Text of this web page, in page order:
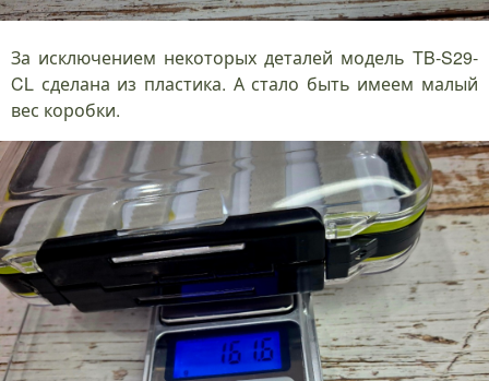
За исключением некоторых деталей модель TB-S29-
CL сделана из пластика. А стало быть имеем малый
вес коробки.